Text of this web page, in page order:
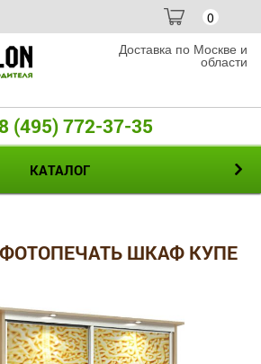
0
Доставка по Москве и
области
8 (495) 772-37-35
КАТАЛОГ
ШКАФ КУПЕ